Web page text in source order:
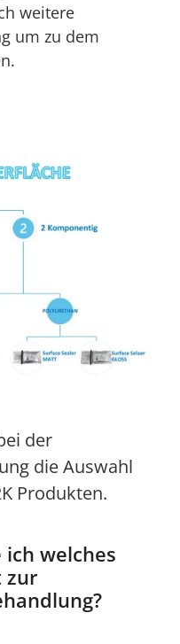
weitere
um zu dem
der
die Auswahl
Produkten.
welches
zur